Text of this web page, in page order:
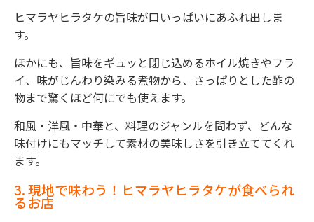
ヒマラヤヒラタケの旨味が口いっぱいにあふれ出しま
す。
ほかにも、旨味をギュッと閉じ込めるホイル焼きやフラ
イ、味がじんわり染みる煮物から、さっぱりとした酢の
物まで驚くほど何にでも使えます。
和風・洋風・中華と、料理のジャンルを問わず、どんな
味付けにもマッチして素材の美味しさを引き立ててくれ
ます。
3. 現地で味わう！ヒマラヤヒラタケが食べられ
るお店